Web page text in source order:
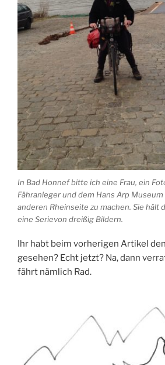
In Bad Honnef bitte ich eine Frau, ein
Fähranleger und dem Hans Arp
anderen Rheinseite zu machen. Sie hält
eine Serievon dreißig Bildern.
Ihr habt beim vorherigen Artikel
gesehen? Echt jetzt? Na, dann
fährt nämlich Rad.